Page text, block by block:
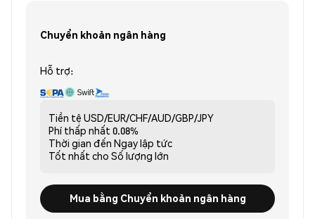
Chuyển khoản ngân hàng
Hỗ trợ:
Tiền tệ USD/EUR/CHF/AUD/GBP/JPY
Phí thấp nhất 0.08%
Thời gian đến Ngay lập tức
Tốt nhất cho Số lượng lớn
Mua bằng Chuyển khoản ngân hàng